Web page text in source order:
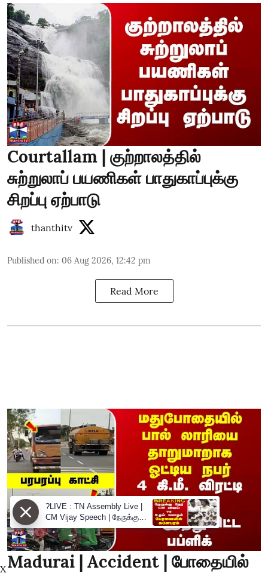
Courtallam | குற்றாலத்தில்
சுற்றுலாப் பயணிகள் பாதுகாப்புக்கு
சிறப்பு ஏற்பாடு
thanthitv
Published on: 06 Aug 2026, 12:42 pm
Read More
Madurai | Accident | போதையில்
X
?LIVE : TN Assembly Live |
CM Vijay Speech | நேருக்கு
நேர் CM விஜய் vs உதய் மோதல்
பேரவையில் களேபரம்